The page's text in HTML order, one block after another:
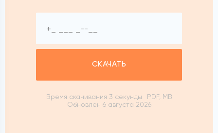
СКАЧАТЬ
Время скачивания 3 секунды
PDF, MB
Обновлен 6 августа 2026